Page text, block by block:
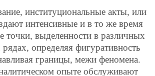
институциональные акты, или
интенсивные и в то же время
точки, выделенности в различных
определяя фигуративность
границы, межи феномена.
опыте обслуживают